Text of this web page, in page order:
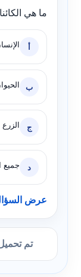
ما هي
أ
ب
ج الزرع
د جميع
عرض السؤال
تم